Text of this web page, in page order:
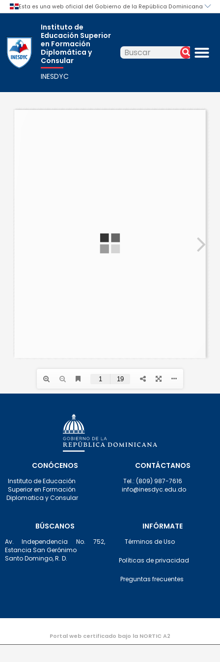
Instituto de
Educación Superior
en Formación
Diplomática y
Consular
INESDYC
Buscar Buscar
CONÓCENOS
Instituto de Educación
Superior en Formación
Diplomatica y Consular
CONTÁCTANOS
Tel.: (809) 987-7616
info@inesdyc.edu.do
BÚSCANOS
Av. Independencia No. 752,
Estancia San Gerónimo
Santo Domingo, R. D.
INFÓRMATE
Términos de Uso
Políticas de privacidad
Preguntas frecuentes
Portal web certificado bajo la NORTIC A2